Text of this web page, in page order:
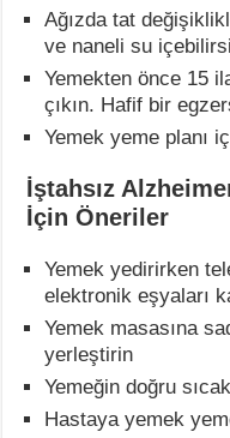
Ağızda tat
ve naneli su
Yemekten önce 15
çıkın. Hafif bir
Yemek yeme planı
İştahsız
İçin Öneriler
Yemek yedirirken
elektronik eşyaları
Yemek masasına
yerleştirin
Yemeğin doğru
Hastaya yemek